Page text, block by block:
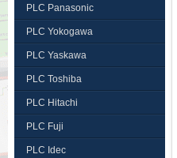
PLC Panasonic
PLC Yokogawa
PLC Yaskawa
PLC Toshiba
PLC Hitachi
PLC Fuji
PLC Idec